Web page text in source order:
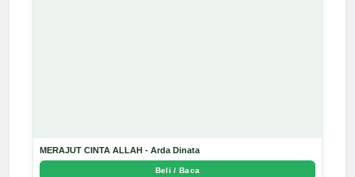
MERAJUT CINTA ALLAH - Arda Dinata
Beli / Baca